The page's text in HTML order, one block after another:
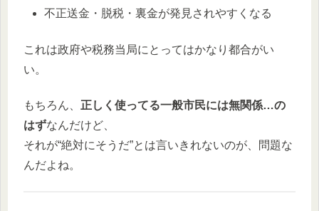
不正送金・脱税・裏金が発見されやすくなる
これは政府や税務当局にとってはかなり都合がい
い。
もちろん、 正しく使ってる一般市民には無関係…の
はずなんだけど、
それが“絶対にそうだ”とは言いきれないのが、問題な
んだよね。